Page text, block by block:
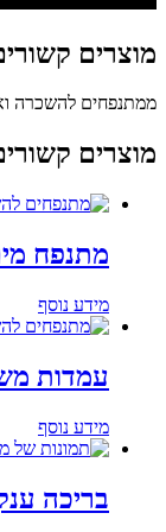
מוצרים
ממתנפחים להשכרה
מוצרים
מתנפח
מידע נוסף
עמדות
מידע נוסף
בריכה